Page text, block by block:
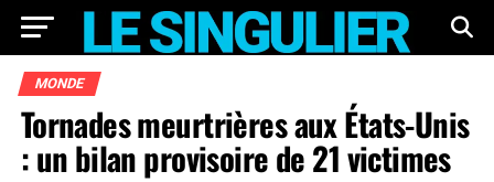
MONDE
Tornades meurtrières aux États-Unis
: un bilan provisoire de 21 victimes